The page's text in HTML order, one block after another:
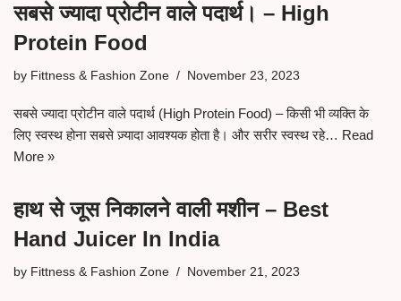
सबसे ज्यादा प्रोटीन वाले पदार्थ। – High
Protein Food
by Fittness & Fashion Zone November 23, 2023
सबसे ज्यादा प्रोटीन वाले पदार्थ (High Protein Food) – किसी भी व्यक्ति के
लिए स्वस्थ होना सबसे ज़्यादा आवश्यक होता है। और सरीर स्वस्थ रहे… Read
More »
हाथ से जूस निकालने वाली मशीन – Best
Hand Juicer In India
by Fittness & Fashion Zone November 21, 2023